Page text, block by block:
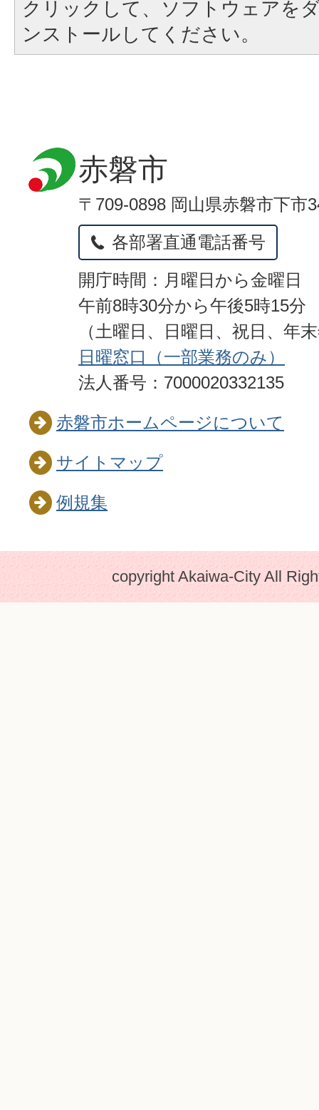
クリックして、ソフトウェアを
ンストールしてください。
赤磐市
〒709-0898 岡山県赤磐市下市
各部署直通電話番号
開庁時間：月曜日から金曜日
午前8時30分から午後5時15分
（土曜日、日曜日、祝日、年
日曜窓口（一部業務のみ）
法人番号：7000020332135
赤磐市ホームページについて
サイトマップ
例規集
copyright Akaiwa-City All